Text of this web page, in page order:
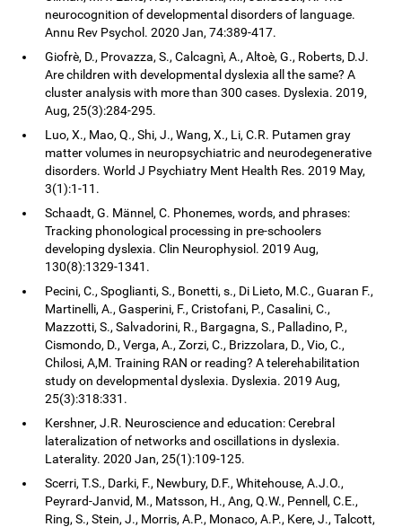
neurocognition of developmental disorders of language.
Annu Rev Psychol. 2020 Jan, 74:389-417.
Giofrè, D., Provazza, S., Calcagnì, A., Altoè, G., Roberts, D.J.
Are children with developmental dyslexia all the same? A
cluster analysis with more than 300 cases. Dyslexia. 2019,
Aug, 25(3):284-295.
Luo, X., Mao, Q., Shi, J., Wang, X., Li, C.R. Putamen gray
matter volumes in neuropsychiatric and neurodegenerative
disorders. World J Psychiatry Ment Health Res. 2019 May,
3(1):1-11.
Schaadt, G. Männel, C. Phonemes, words, and phrases:
Tracking phonological processing in pre-schoolers
developing dyslexia. Clin Neurophysiol. 2019 Aug,
130(8):1329-1341.
Pecini, C., Spoglianti, S., Bonetti, s., Di Lieto, M.C., Guaran F.,
Martinelli, A., Gasperini, F., Cristofani, P., Casalini, C.,
Mazzotti, S., Salvadorini, R., Bargagna, S., Palladino, P.,
Cismondo, D., Verga, A., Zorzi, C., Brizzolara, D., Vio, C.,
Chilosi, A,M. Training RAN or reading? A telerehabilitation
study on developmental dyslexia. Dyslexia. 2019 Aug,
25(3):318:331.
Kershner, J.R. Neuroscience and education: Cerebral
lateralization of networks and oscillations in dyslexia.
Laterality. 2020 Jan, 25(1):109-125.
Scerri, T.S., Darki, F., Newbury, D.F., Whitehouse, A.J.O.,
Peyrard-Janvid, M., Matsson, H., Ang, Q.W., Pennell, C.E.,
Ring, S., Stein, J., Morris, A.P., Monaco, A.P., Kere, J., Talcott,